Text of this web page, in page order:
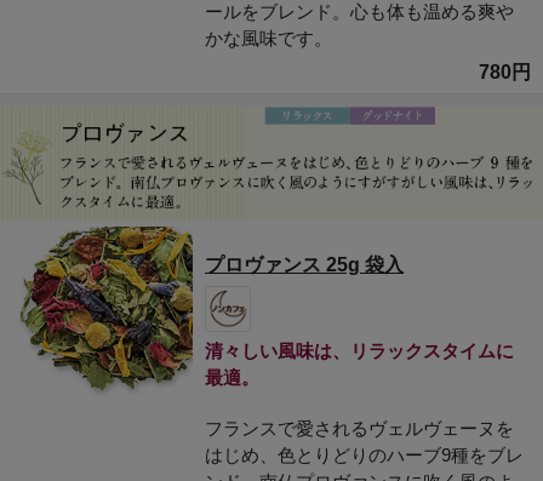
ールをブレンド。心も体も温める爽や
かな風味です。
780円
プロヴァンス 25g 袋入
清々しい風味は、リラックスタイムに
最適。
フランスで愛されるヴェルヴェーヌを
はじめ、色とりどりのハーブ9種をブレ